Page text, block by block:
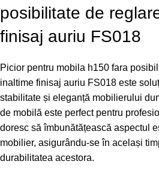
posibilitate de
finisaj auriu FS018
Picior pentru mobila h150 fara
inaltime finisaj auriu FS018 este
stabilitate și eleganță mobilierului
de mobilă este perfect pentru
doresc să îmbunătățească aspectul
mobilier, asigurându-se în același
durabilitatea acestora.